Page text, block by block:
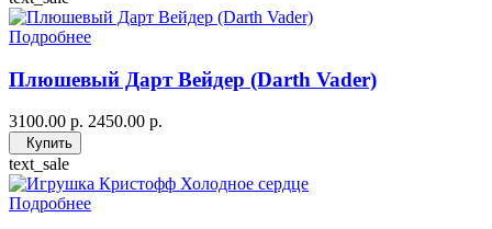
Подробнее
Плюшевый Дарт Вейдер (Darth Vader)
3100.00 р. 2450.00 р.
Купить
text_sale
Подробнее